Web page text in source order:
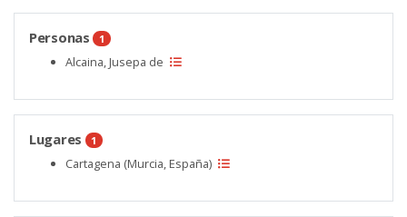
Personas 1
Alcaina, Jusepa de
Lugares 1
Cartagena (Murcia, España)